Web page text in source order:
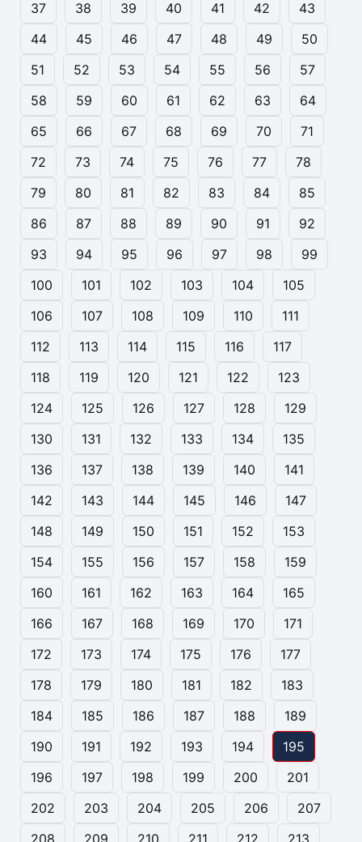
37
38 39 40 41 42
43
44
45 46 47 48 49
50
51
52 53 54 55 56
57
58
59 60 61 62 63
64
65
66 67 68 69 70
71
72
73 74 75 76 77
78
79
80 81 82 83 84
85
86
87 88 89 90 91
92
93
94 95 96 97 98
99
100
101 102 103 104
105
106
107 108 109 110
111
112
113 114 115 116
117
118
119 120 121 122
123
124
125 126 127 128
129
130
131 132 133 134
135
136
137 138 139 140
141
142
143 144 145 146
147
148
149 150 151 152
153
154
155 156 157 158
159
160
161 162 163 164
165
166
167 168 169 170
171
172
173 174 175 176
177
178
179 180 181 182
183
184
185 186 187 188
189
190
191 192 193 194
195
196
197 198 199 200
201
202
203 204 205 206
207
208
209 210 211 212
213